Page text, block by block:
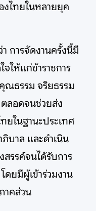
งไทยในหลายยุค
การจัดงานครั้งนี้มี
จให้แก่ข้าราชการ
ณธรรม จริยธรรม
ลอดจนช่วยส่ง
ยในฐานะประเทศ
บาล และดำเนิน
สรรค์จนได้รับการ
ดยมีผู้เข้าร่วมงาน
าคส่วน